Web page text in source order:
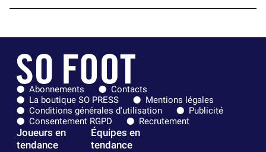
Abonnements
Contacts
La boutique SO PRESS
Mentions légales
Conditions générales d'utilisation
Publicité
Consentement RGPD
Recrutement
Joueurs en
tendance
Équipes en
tendance